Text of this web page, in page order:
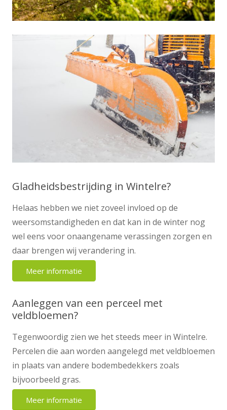
Gladheidsbestrijding in Wintelre?
Helaas hebben we niet zoveel invloed op de
weersomstandigheden en dat kan in de winter nog
wel eens voor onaangename verassingen zorgen en
daar brengen wij verandering in.
Meer informatie
Aanleggen van een perceel met
veldbloemen?
Tegenwoordig zien we het steeds meer in Wintelre.
Percelen die aan worden aangelegd met veldbloemen
in plaats van andere bodembedekkers zoals
bijvoorbeeld gras.
Meer informatie